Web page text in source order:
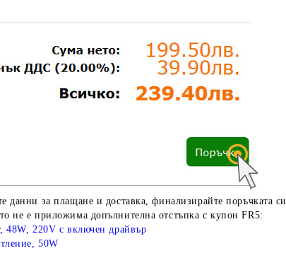
данни за плащане и доставка, финализирайте поръчката
не е приложима допълнителна отстъпка с купон FR5:
48W, 220V с включен драйвър
50W